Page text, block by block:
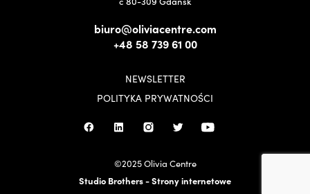
biuro@oliviacentre.com
+48 58 739 61 00
NEWSLETTER
POLITYKA PRYWATNOŚCI
©2025 Olivia Centre
Studio Brothers - Strony internetowe